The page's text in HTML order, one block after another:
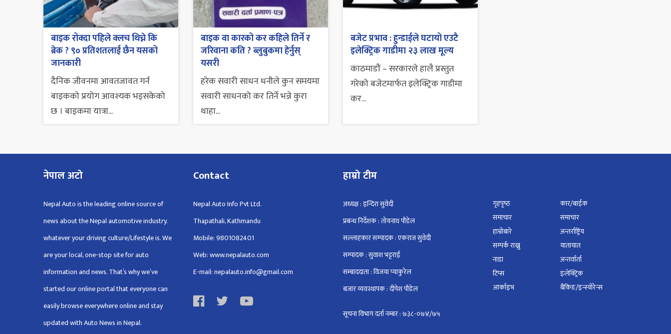
बाइक रोक्दा पहिले क्लच थिच्ने कि
ब्रेक ? ९० प्रतिशतलाई छैन यसको
जानकारी
दैनिक जीवनमा आवतजावत गर्न
बाइकको प्रयोग आवश्यक भइसकेको
छ । बाइकमा यात्रा...
बाइक वा कारको कर कहिले तिर्ने र
जरिवाना कति ? ब्लुबुकमा हेर्नुस्
यसरी
हरेक सवारी साधन धनीले कुन समयमा
सवारी साधनको कर तिर्ने भन्ने कुरा
थाहा...
बजेट प्रभाव : हुन्डाईले घटायो एउटै
इलेक्ट्रिक गाडीमा २३ लाख मूल्य
काठमाडौं – सरकारले हालै प्रस्तुत
गरेको बजेटमार्फत इलेक्ट्रिक गाडीमा
कर...
गृहपृष्‍ठ
समाचार
हाम्रोबारे
सम्पर्क राख्नु
नाडा
टिप्स
आर्काइभ
कार/बाईक
समाचार
अन्तर्राष्ट्रिय
यातायात
अन्तर्वार्ता
इलेक्ट्रिक
बैंकिङ/इन्स्योरेन्स
नेपाल अटो
Nepal Auto is the leading online source of
news about the Nepal automotive industry.
whatever your driving culture/Lifestyle is. We
are your local, one-stop site for auto
information and news. That’s why we’ve
started our online portal that everyone can
easily browse everywhere online and stay
updated with Auto News in Nepal.
Contact
Nepal Auto Info Pvt Ltd.
Thapathali, Kathmandu
Mobile: 9801082401
Web: www.nepalauto.com
E-mail: nepalauto.info@gmail.com
हाम्रो टीम
अध्यक्ष : इन्दिरा सुवेदी
प्रबन्ध निर्देशक : तोयनाथ पौडेल
सल्लाहकार सम्पादक : एकराज सुवेदी
सम्पादक : सुवाश भट्टराई
सम्बाददाता : विजया प्याकुरेल
बजार व्यवस्थापक : दीपेश पौडेल
सूचना विभाग दर्ता नम्बर : ७३८-०७४/७५